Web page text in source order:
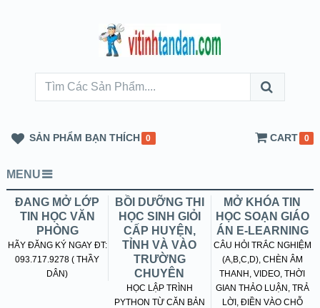
SẢN PHẨM BẠN THÍCH 0 CART 0
MENU
ĐANG MỞ LỚP
TIN HỌC VĂN
PHÒNG
HÃY ĐĂNG KÝ NGAY ĐT:
093.717.9278 ( THẦY
DÂN)
BỒI DƯỠNG THI
HỌC SINH GIỎI
CẤP HUYỆN,
TỈNH VÀ VÀO
TRƯỜNG
CHUYÊN
HỌC LẬP TRÌNH
PYTHON TỪ CĂN BẢN
MỞ KHÓA TIN
HỌC SOẠN GIÁO
ÁN E-LEARNING
CÂU HỎI TRẮC NGHIỆM
(A,B,C,D), CHÈN ÂM
THANH, VIDEO, THỜI
GIAN THẢO LUẬN, TRẢ
LỜI, ĐIỀN VÀO CHỖ